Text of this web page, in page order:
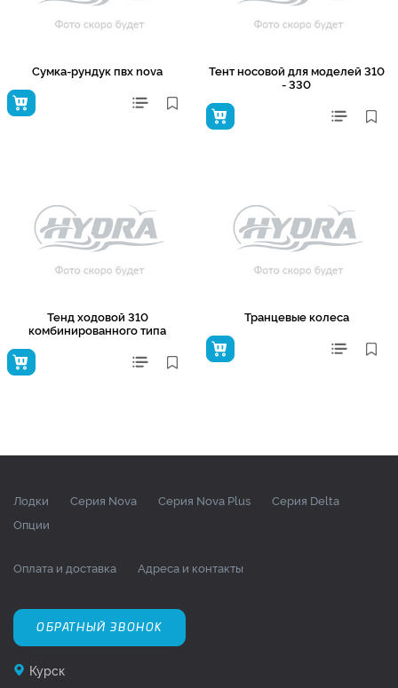
Сумка-рундук пвх nova
Тент носовой для моделей 310
- 330
Тенд ходовой 310
комбинированного типа
Транцевые колеса
Лодки Серия Nova Серия Nova Plus
Серия Delta
Опции
Оплата и доставка Адреса и контакты
ОБРАТНЫЙ ЗВОНОК
Курск